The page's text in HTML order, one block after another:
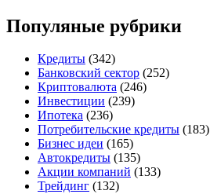
Популяные рубрики
Кредиты (342)
Банковский сектор (252)
Криптовалюта (246)
Инвестиции (239)
Ипотека (236)
Потребительские кредиты (183)
Бизнес идеи (165)
Автокредиты (135)
Акции компаний (133)
Трейдинг (132)